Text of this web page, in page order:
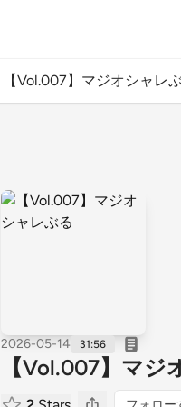
【Vol.007】マジオシャレ
2026-05-14 31:56
【Vol.007】マジ